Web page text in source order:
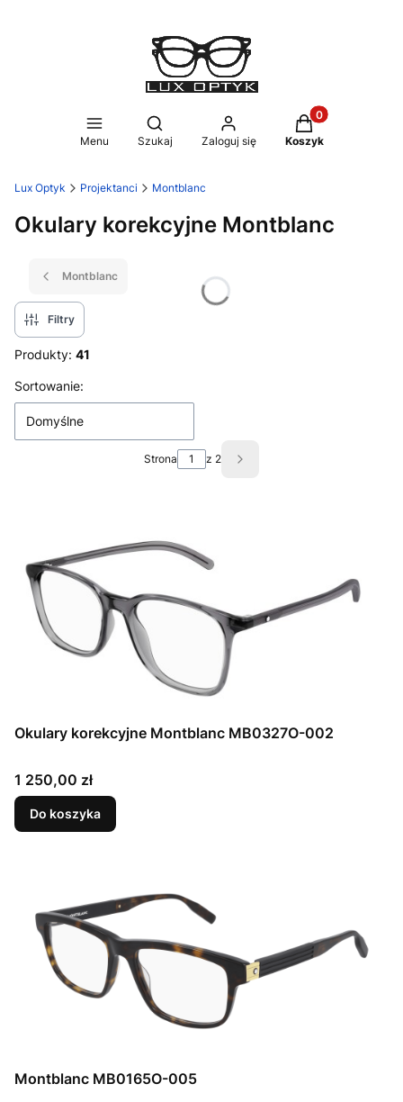
Menu
Otwórz wyszukiwarkę
Szukaj Zaloguj się
Produkty w
Koszyk
Lux Optyk Projektanci Montblanc
Okulary korekcyjne Montblanc
Montblanc
Filtry
Produkty: 41
Lista produktów
Sortowanie:
Domyślne
Strona z 2 Następne produkty
Okulary korekcyjne Montblanc MB0327O-002
Cena
1 250,00 zł
Do koszyka
Montblanc MB0165O-005